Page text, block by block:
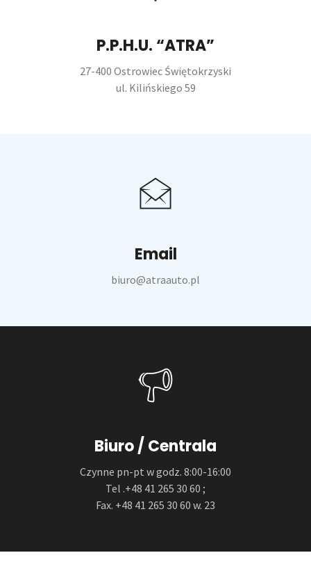
P.P.H.U. “ATRA”
27-400 Ostrowiec Świętokrzyski
ul. Kilińskiego 59
Email
biuro@atraauto.pl
Biuro / Centrala
Czynne pn-pt w godz. 8:00-16:00
Tel .+48 41 265 30 60 ;
Fax. +48 41 265 30 60 w. 23